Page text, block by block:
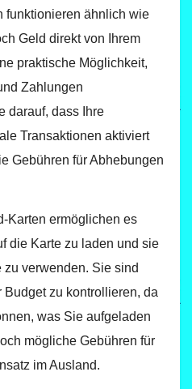
funktionieren ähnlich wie
Geld direkt von Ihrem
praktische Möglichkeit,
Zahlungen
darauf, dass Ihre
Transaktionen aktiviert
Gebühren für Abhebungen
Karten ermöglichen es
die Karte zu laden und sie
verwenden. Sie sind
zu kontrollieren, da
was Sie aufgeladen
mögliche Gebühren für
im Ausland.